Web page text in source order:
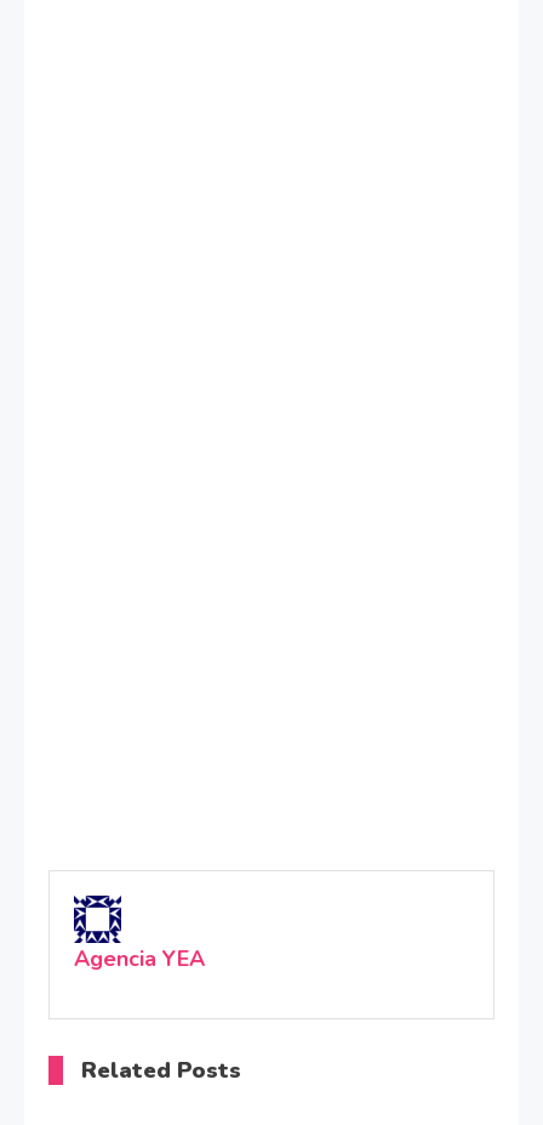
Agencia YEA
Related Posts